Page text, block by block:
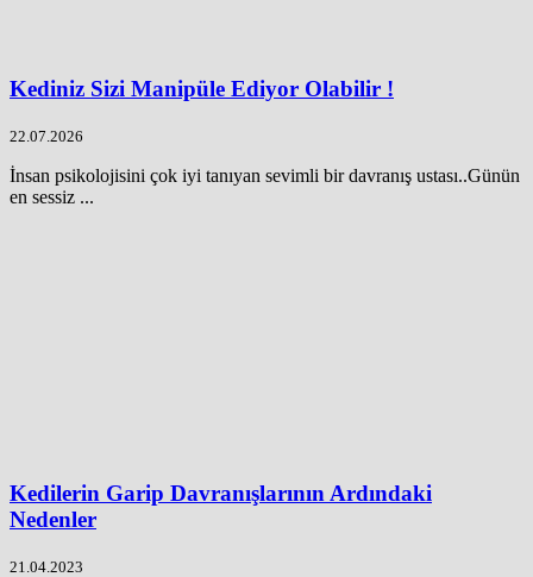
Kediniz Sizi Manipüle Ediyor Olabilir !
22.07.2026
İnsan psikolojisini çok iyi tanıyan sevimli bir davranış ustası..Günün
en sessiz ...
Kedilerin Garip Davranışlarının Ardındaki
Nedenler
21.04.2023